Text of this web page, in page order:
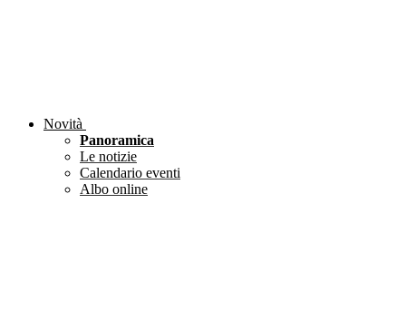
Novità
Panoramica
Le notizie
Calendario eventi
Albo online